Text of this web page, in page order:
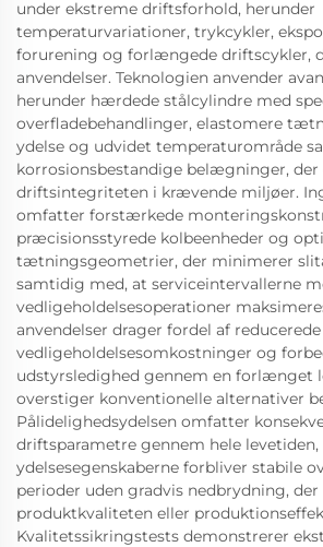
under ekstreme driftsforhold, herunder
temperaturvariationer, trykcykler,
forurening og forlængede driftscykler,
anvendelser. Teknologien anvender
herunder hærdede stålcylindre med
overfladebehandlinger, elastomere
ydelse og udvidet temperaturområde
korrosionsbestandige belægninger,
driftsintegriteten i krævende miljøer.
omfatter forstærkede
præcisionsstyrede kolbeenheder og
tætningsgeometrier, der minimerer
samtidig med, at serviceintervallerne
vedligeholdelsesoperationer
anvendelser drager fordel af reducerede
vedligeholdelsesomkostninger og
udstyrsledighed gennem en forlænget
overstiger konventionelle alternativer
Pålidelighedsydelsen omfatter
driftsparametre gennem hele
ydelsesegenskaberne forbliver stabile
perioder uden gradvis nedbrydning,
produktkvaliteten eller
Kvalitetssikringstests demonstrerer